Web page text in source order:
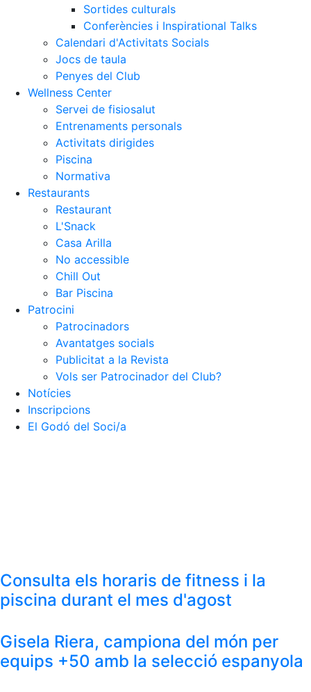
Sortides culturals
Conferències i Inspirational Talks
Calendari d'Activitats Socials
Jocs de taula
Penyes del Club
Wellness Center
Servei de fisiosalut
Entrenaments personals
Activitats dirigides
Piscina
Normativa
Restaurants
Restaurant
L'Snack
Casa Arilla
No accessible
Chill Out
Bar Piscina
Patrocini
Patrocinadors
Avantatges socials
Publicitat a la Revista
Vols ser Patrocinador del Club?
Notícies
Inscripcions
El Godó del Soci/a
Consulta els horaris de fitness i la
piscina durant el mes d'agost
Gisela Riera, campiona del món per
equips +50 amb la selecció espanyola